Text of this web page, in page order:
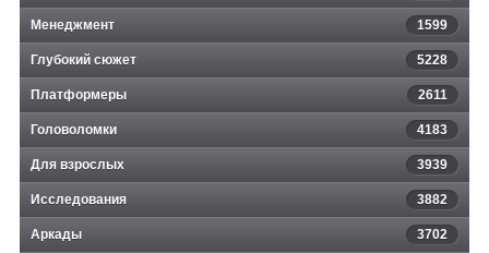
Менеджмент 1599
Глубокий сюжет 5228
Платформеры 2611
Головоломки 4183
Для взрослых 3939
Исследования 3882
Аркады 3702